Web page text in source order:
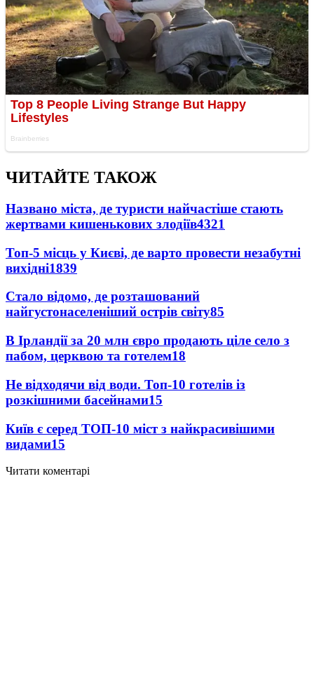
ЧИТАЙТЕ ТАКОЖ
Названо міста, де туристи найчастіше стають
жертвами кишенькових злодіїв4321
Топ-5 місць у Києві, де варто провести незабутні
вихідні1839
Стало відомо, де розташований
найгустонаселеніший острів світу85
В Ірландії за 20 млн євро продають ціле село з
пабом, церквою та готелем18
Не відходячи від води. Топ-10 готелів із
розкішними басейнами15
Київ є серед ТОП-10 міст з найкрасивішими
видами15
Читати коментарі